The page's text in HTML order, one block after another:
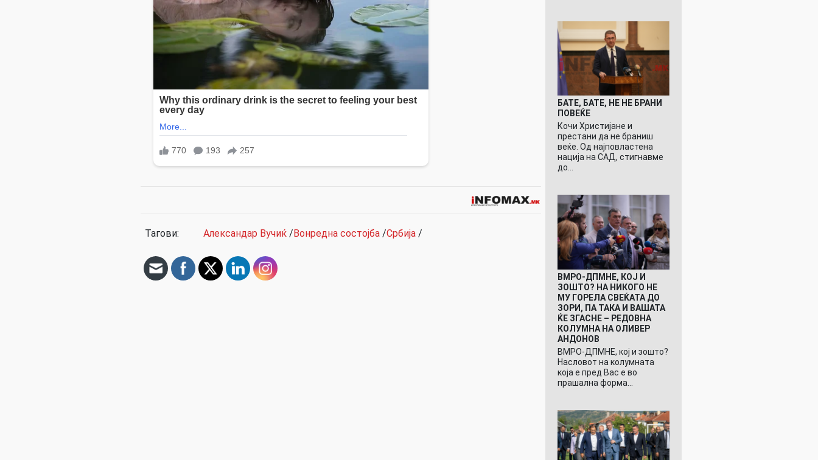
Тагови: Александар Вучиќ /Вонредна состојба /Србија /
БАТЕ, БАТЕ, НЕ НЕ БРАНИ
ПОВЕЌЕ
Кочи Христијане и
престани да не браниш
веќе. Од најповластена
нација на САД, стигнавме
до…
ВМРО-ДПМНЕ, КОЈ И
ЗОШТО? НА НИКОГО НЕ
МУ ГОРЕЛА СВЕЌАТА ДО
ЗОРИ, ПА ТАКА И ВАШАТА
ЌЕ ЗГАСНЕ – РЕДОВНА
КОЛУМНА НА ОЛИВЕР
АНДОНОВ
ВМРО-ДПМНЕ, кој и зошто?
Насловот на колумната
која е пред Вас е во
прашална форма…